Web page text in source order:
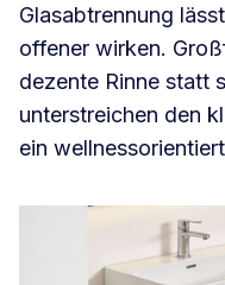
Glasabtrennung
offener wirken.
dezente Rinne statt
unterstreichen den
ein